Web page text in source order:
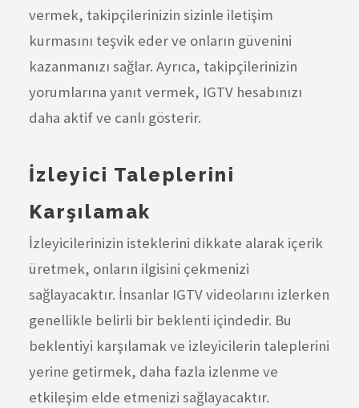
vermek, takipçilerinizin sizinle iletişim
kurmasını teşvik eder ve onların güvenini
kazanmanızı sağlar. Ayrıca, takipçilerinizin
yorumlarına yanıt vermek, IGTV hesabınızı
daha aktif ve canlı gösterir.
İzleyici Taleplerini
Karşılamak
İzleyicilerinizin isteklerini dikkate alarak içerik
üretmek, onların ilgisini çekmenizi
sağlayacaktır. İnsanlar IGTV videolarını izlerken
genellikle belirli bir beklenti içindedir. Bu
beklentiyi karşılamak ve izleyicilerin taleplerini
yerine getirmek, daha fazla izlenme ve
etkileşim elde etmenizi sağlayacaktır.